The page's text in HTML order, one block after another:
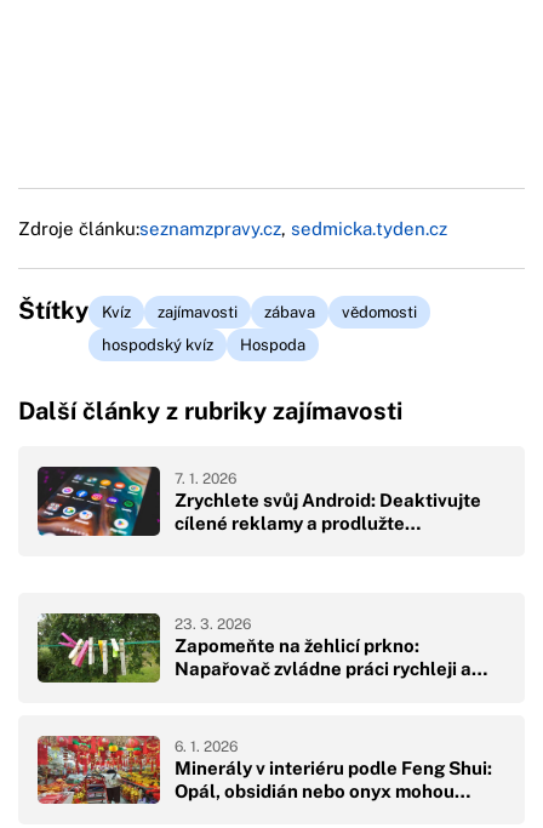
Zdroje článku:seznamzpravy.cz, sedmicka.tyden.cz
Štítky Kvíz zajímavosti zábava
vědomosti
hospodský kvíz
Hospoda
Další články z rubriky zajímavosti
Zrychlete svůj Android: Deaktivujte
cílené reklamy a prodlužte…
7. 1. 2026
Zapomeňte na žehlicí prkno:
Napařovač zvládne práci rychleji a…
23. 3. 2026
Minerály v interiéru podle Feng Shui:
Opál, obsidián nebo onyx mohou…
6. 1. 2026